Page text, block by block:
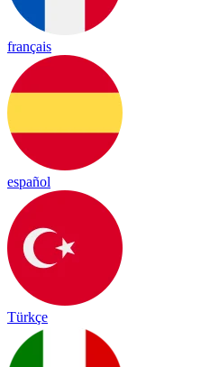
français
español
Türkçe